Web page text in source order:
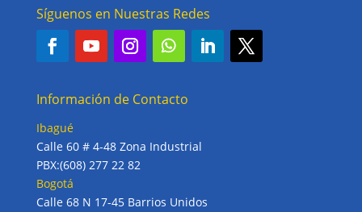
Síguenos en Nuestras Redes
Información de Contacto
Ibagué
Calle 60 # 4-48 Zona Industrial
PBX:(608) 277 22 82
Bogotá
Calle 68 N 17-45 Barrios Unidos